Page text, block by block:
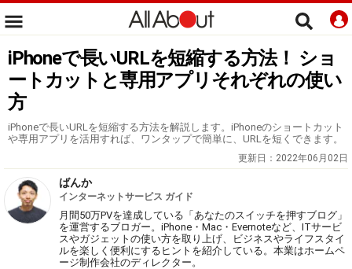
iPhoneで長いURLを短縮する方法！ ショ
ートカットと専用アプリそれぞれの使い
方
iPhoneで長いURLを短縮する方法を解説します。iPhoneのショートカット
や専用アプリを活用すれば、ワンタップで簡単に、URLを短くできます。
更新日： 2022年06月02日
ばんか
インターネットサービス ガイド
月間50万PVを達成している「あなたのスイッチを押すブログ」
を運営するブロガー。iPhone・Mac・Evernoteなど、ITサービ
スやガジェットの使い方を取り上げ、ビジネスやライフスタイ
ルを楽しく便利にするヒントを紹介している。本業はホームペ
ージ制作会社のディレクター。